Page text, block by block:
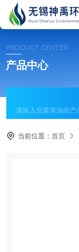
PRODUCT CENTER
产品中心
当前位置：首页